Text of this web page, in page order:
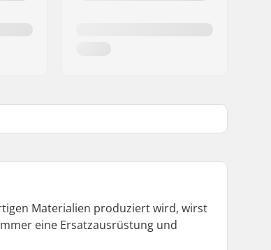
Materialien produziert wird, wirst
eine Ersatzausrüstung und